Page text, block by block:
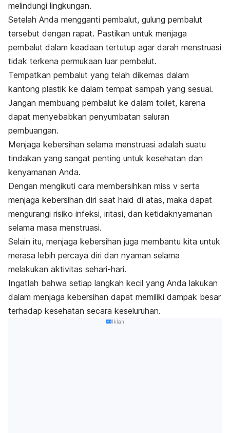
melindungi lingkungan.
Setelah Anda mengganti pembalut, gulung pembalut
tersebut dengan rapat. Pastikan untuk menjaga
pembalut dalam keadaan tertutup agar darah menstruasi
tidak terkena permukaan luar pembalut.
Tempatkan pembalut yang telah dikemas dalam
kantong plastik ke dalam tempat sampah yang sesuai.
Jangan membuang pembalut ke dalam toilet, karena
dapat menyebabkan penyumbatan saluran
pembuangan.
Menjaga kebersihan selama menstruasi adalah suatu
tindakan yang sangat penting untuk kesehatan dan
kenyamanan Anda.
Dengan mengikuti cara membersihkan miss v serta
menjaga kebersihan diri saat haid di atas, maka dapat
mengurangi risiko infeksi, iritasi, dan ketidaknyamanan
selama masa menstruasi.
Selain itu, menjaga kebersihan juga membantu kita untuk
merasa lebih percaya diri dan nyaman selama
melakukan aktivitas sehari-hari.
Ingatlah bahwa setiap langkah kecil yang Anda lakukan
dalam menjaga kebersihan dapat memiliki dampak besar
terhadap kesehatan secara keseluruhan.
Iklan